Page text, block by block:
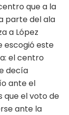
que a la
parte del ala
a López
escogió este
el centro
decía
ante el
que el voto de
ante la